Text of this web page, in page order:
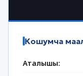
Кошумча
Аталышы: